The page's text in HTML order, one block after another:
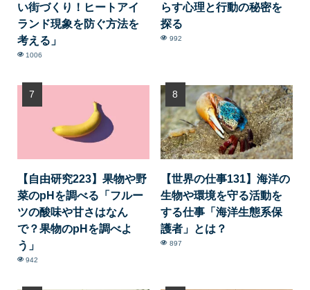
い街づくり！ヒートアイ
ランド現象を防ぐ方法を
考える」
1006
らす心理と行動の秘密を
探る
992
【自由研究223】果物や野
菜のpHを調べる「フルー
ツの酸味や甘さはなん
で？果物のpHを調べよ
う」
942
【世界の仕事131】海洋の
生物や環境を守る活動を
する仕事「海洋生態系保
護者」とは？
897